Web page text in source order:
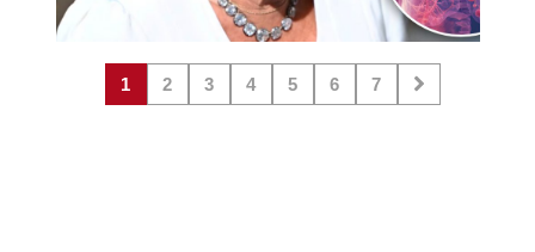
1 2 3 4 5 6 7